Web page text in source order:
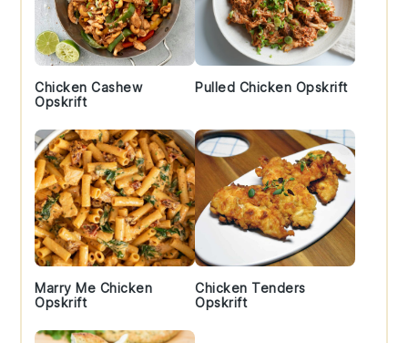
Chicken Cashew
Opskrift
Pulled Chicken Opskrift
Marry Me Chicken
Opskrift
Chicken Tenders
Opskrift